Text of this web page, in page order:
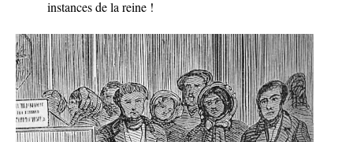
instances de la reine !